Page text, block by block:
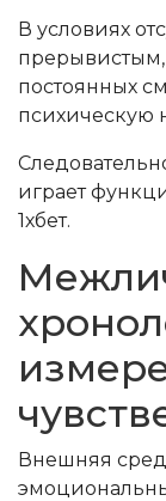
В условиях
постоянных
психическую
играет
1хбет.
Внешняя